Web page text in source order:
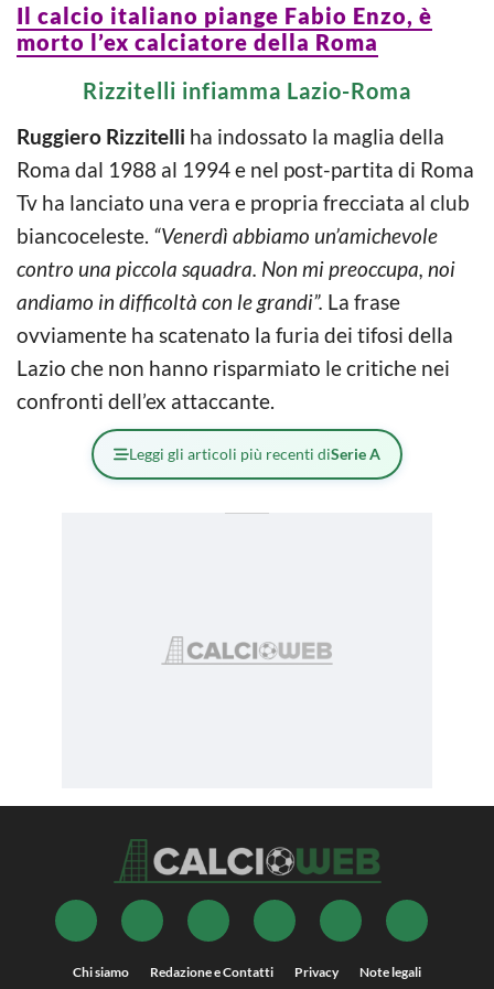
Il calcio italiano piange Fabio Enzo, è
morto l’ex calciatore della Roma
Rizzitelli infiamma Lazio-Roma
Ruggiero Rizzitelli ha indossato la maglia della
Roma dal 1988 al 1994 e nel post-partita di Roma
Tv ha lanciato una vera e propria frecciata al club
biancoceleste. “Venerdì abbiamo un’amichevole
contro una piccola squadra. Non mi preoccupa, noi
andiamo in difficoltà con le grandi”. La frase
ovviamente ha scatenato la furia dei tifosi della
Lazio che non hanno risparmiato le critiche nei
confronti dell’ex attaccante.
Leggi gli articoli più recenti diSerie A
Chi siamo Redazione e Contatti Privacy Note legali